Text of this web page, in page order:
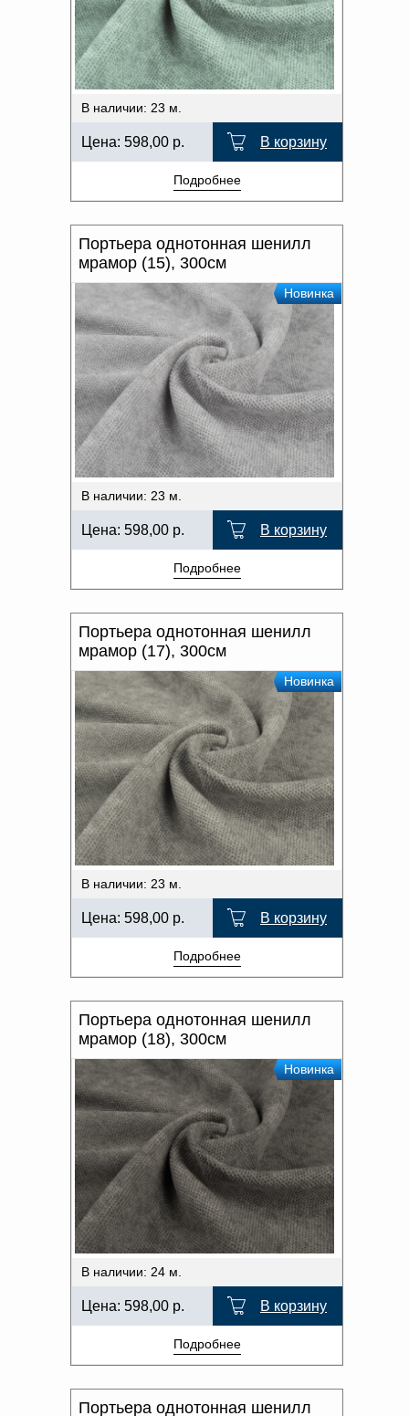
В наличии: 23 м.
Цена: 598,00 р. В корзину
Подробнее
Портьера однотонная шенилл
мрамор (15), 300см
Новинка
В наличии: 23 м.
Цена: 598,00 р. В корзину
Подробнее
Портьера однотонная шенилл
мрамор (17), 300см
Новинка
В наличии: 23 м.
Цена: 598,00 р. В корзину
Подробнее
Портьера однотонная шенилл
мрамор (18), 300см
Новинка
В наличии: 24 м.
Цена: 598,00 р. В корзину
Подробнее
Портьера однотонная шенилл